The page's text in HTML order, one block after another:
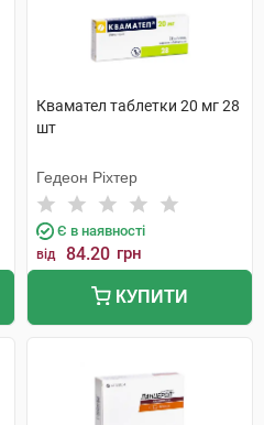
Квамател таблетки 20 мг 28
шт
Гедеон Ріхтер
Є в наявності
від 84.20 грн
КУПИТИ